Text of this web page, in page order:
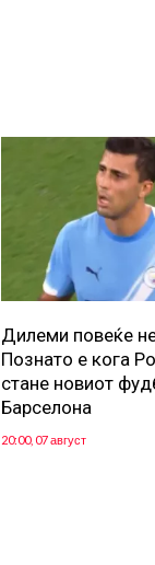
Дилеми повеќе
Познато е кога
стане новиот
Барселона
20:00, 07 август